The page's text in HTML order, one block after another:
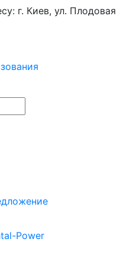
г. Киев, ул. Плодовая